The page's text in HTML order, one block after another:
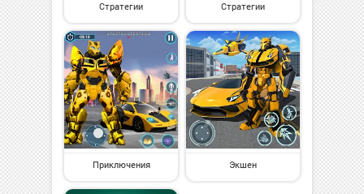
Стратегии Стратегии
Приключения Экшен